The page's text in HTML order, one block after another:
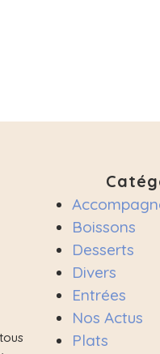
Boissons
Desserts
Divers
Entrées
Nos Actus
Plats